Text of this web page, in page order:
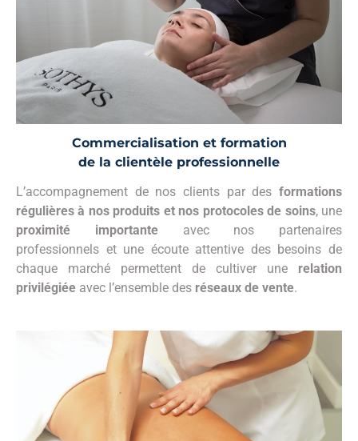
Commercialisation et formation
de la clientèle professionnelle
L’accompagnement de nos clients par des formations
régulières à nos produits et nos protocolesde soins, une
proximité
importanteavec nos partenaires
professionnels et une écoute attentive des besoins de
chaque marché permettent de cultiver une relation
privilégiée avec l’ensemble des réseaux de vente.